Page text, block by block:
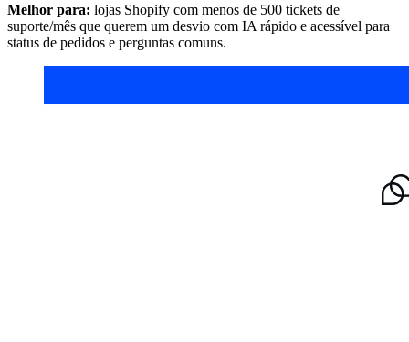
Melhor para: lojas Shopify com menos de 500 tickets de
suporte/mês que querem um desvio com IA rápido e acessível para
status de pedidos e perguntas comuns.